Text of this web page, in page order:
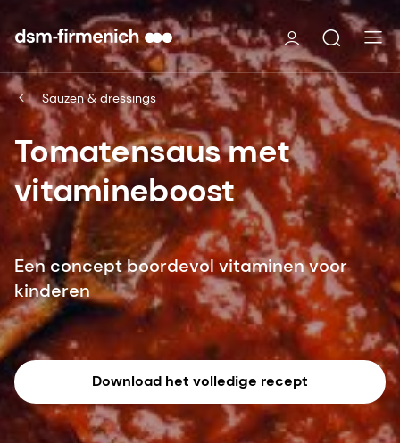
Sauzen & dressings
Tomatensaus met
vitamineboost
Een concept boordevol vitaminen voor
kinderen
Download het volledige recept